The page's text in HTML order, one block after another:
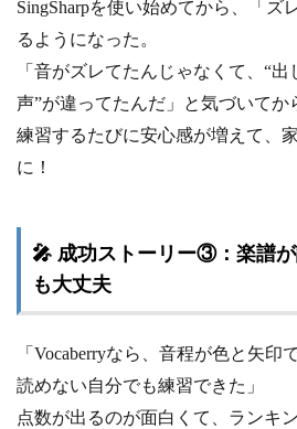
SingSharpを使い始めてから、「ズ
るようになった。
「音がズレてたんじゃなくて、“出
声”が違ってたんだ」と気づいてか
練習するたびに安心感が増えて、
に！
🎤 成功ストーリー③：楽譜
も大丈夫
「Vocaberryなら、音程が色と矢
読めない自分でも練習できた」
点数が出るのが面白くて、ランキ